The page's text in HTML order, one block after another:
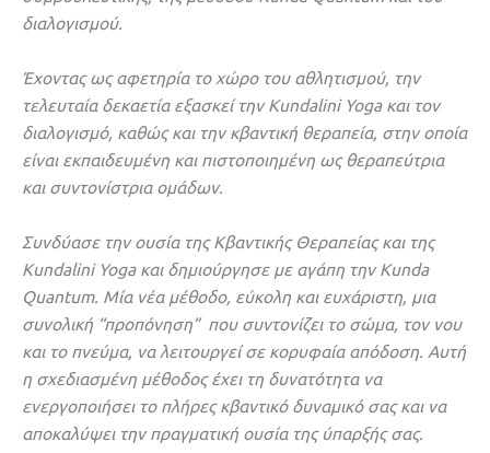
διαλογισμού.
Έχοντας ως αφετηρία το χώρο του αθλητισμού, την
τελευταία δεκαετία εξασκεί την Kundalini Yoga και τον
διαλογισμό, καθώς και την κβαντική θεραπεία, στην οποία
είναι εκπαιδευμένη και πιστοποιημένη ως θεραπεύτρια
και συντονίστρια ομάδων.
Συνδύασε την ουσία της Κβαντικής Θεραπείας και της
Kundalini Yoga και δημιούργησε με αγάπη την Kunda
Quantum. Μία νέα μέθοδο, εύκολη και ευχάριστη, μια
συνολική “προπόνηση” που συντονίζει το σώμα, τον νου
και το πνεύμα, να λειτουργεί σε κορυφαία απόδοση. Αυτή
η σχεδιασμένη μέθοδος έχει τη δυνατότητα να
ενεργοποιήσει το πλήρες κβαντικό δυναμικό σας και να
αποκαλύψει την πραγματική ουσία της ύπαρξής σας.